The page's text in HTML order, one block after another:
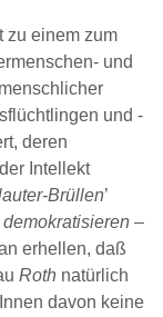
zu einem zum
und
und -
deren
Intellekt
Brüllen’
demokratisieren –
erhellen, daß
Roth natürlich
davon keine